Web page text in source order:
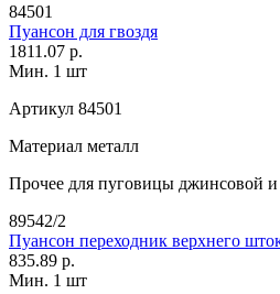
84501
Пуансон для гвоздя
1811.07 р.
Мин. 1 шт
Артикул 84501
Материал металл
Прочее для пуговицы джинсовой и
89542/2
Пуансон переходник верхнего
835.89 р.
Мин. 1 шт